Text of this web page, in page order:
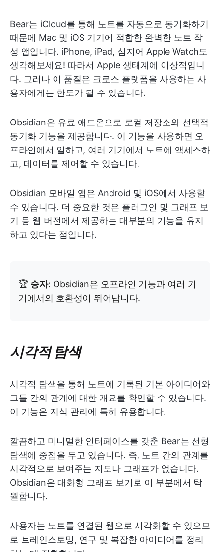
Bear는 iCloud를 통해 노트를 자동으로 동기화하기
때문에 Mac 및 iOS 기기에 적합한 완벽한 노트 작
성 앱입니다. iPhone, iPad, 심지어 Apple Watch도
생각해보세요! 따라서 Apple 생태계에 이상적입니
다. 그러나 이 품질은 크로스 플랫폼을 사용하는 사
용자에게는 한도가 될 수 있습니다.
Obsidian은 유료 애드온으로 로컬 저장소와 선택적
동기화 기능을 제공합니다. 이 기능을 사용하면 오
프라인에서 일하고, 여러 기기에서 노트에 액세스하
고, 데이터를 제어할 수 있습니다.
Obsidian 모바일 앱은 Android 및 iOS에서 사용할
수 있습니다. 더 중요한 것은 플러그인 및 그래프 보
기 등 웹 버전에서 제공하는 대부분의 기능을 유지
하고 있다는 점입니다.
🏆 승자: Obsidian은 오프라인 기능과 여러 기
기에서의 호환성이 뛰어납니다.
시각적 탐색
시각적 탐색을 통해 노트에 기록된 기본 아이디어와
그들 간의 관계에 대한 개요를 확인할 수 있습니다.
이 기능은 지식 관리에 특히 유용합니다.
깔끔하고 미니멀한 인터페이스를 갖춘 Bear는 선형
탐색에 중점을 두고 있습니다. 즉, 노트 간의 관계를
시각적으로 보여주는 지도나 그래프가 없습니다.
Obsidian은 대화형 그래프 보기로 이 부분에서 탁
월합니다.
사용자는 노트를 연결된 웹으로 시각화할 수 있으므
로 브레인스토밍, 연구 및 복잡한 아이디어를 정리